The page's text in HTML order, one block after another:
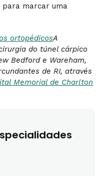
para marcar uma
ortopédicosA
do túnel cárpico
Bedford e Wareham,
de RI, através
Memorial de Charlton